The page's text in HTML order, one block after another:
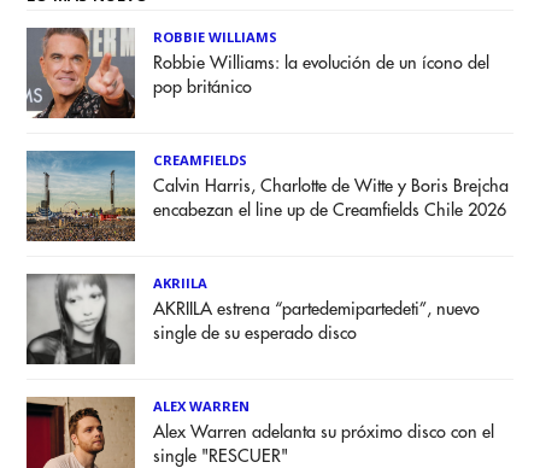
ROBBIE WILLIAMS
Robbie Williams: la evolución de un ícono del
pop británico
CREAMFIELDS
Calvin Harris, Charlotte de Witte y Boris Brejcha
encabezan el line up de Creamfields Chile 2026
AKRIILA
AKRIILA estrena “partedemipartedeti”, nuevo
single de su esperado disco
ALEX WARREN
Alex Warren adelanta su próximo disco con el
single "RESCUER"